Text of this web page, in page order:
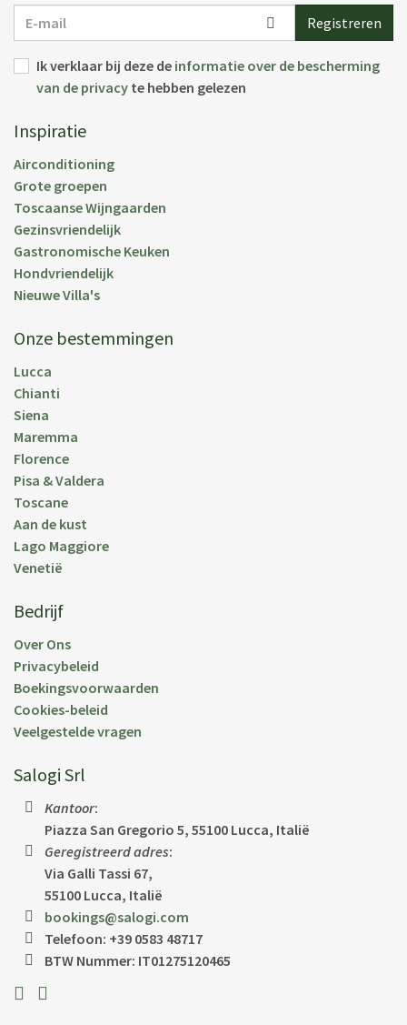
mail
Registreren
Ik verklaar bij deze de informatie over de bescherming
van de privacy te hebben gelezen
Inspiratie
Airconditioning
Grote groepen
Toscaanse Wijngaarden
Gezinsvriendelijk
Gastronomische Keuken
Hondvriendelijk
Nieuwe Villa's
Onze bestemmingen
Lucca
Chianti
Siena
Maremma
Florence
Pisa & Valdera
Toscane
Aan de kust
Lago Maggiore
Venetië
Bedrijf
Over Ons
Privacybeleid
Boekingsvoorwaarden
Cookies-beleid
Veelgestelde vragen
Salogi Srl
Kantoor:
Piazza San Gregorio 5, 55100 Lucca, Italië
Geregistreerd adres:
Via Galli Tassi 67,
55100 Lucca, Italië
bookings@salogi.com
Telefoon: +39 0583 48717
BTW Nummer: IT01275120465